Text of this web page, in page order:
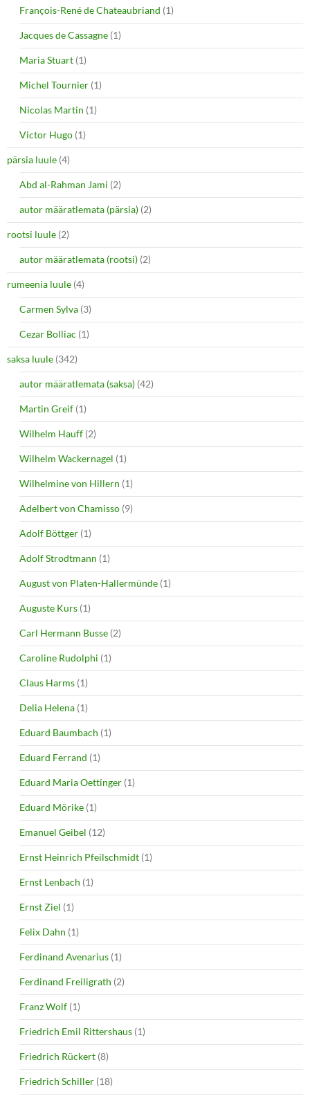
François-René de Chateaubriand (1)
Jacques de Cassagne (1)
Maria Stuart (1)
Michel Tournier (1)
Nicolas Martin (1)
Victor Hugo (1)
pärsia luule (4)
Abd al-Rahman Jami (2)
autor määratlemata (pärsia) (2)
rootsi luule (2)
autor määratlemata (rootsi) (2)
rumeenia luule (4)
Carmen Sylva (3)
Cezar Bolliac (1)
saksa luule (342)
autor määratlemata (saksa) (42)
Martin Greif (1)
Wilhelm Hauff (2)
Wilhelm Wackernagel (1)
Wilhelmine von Hillern (1)
Adelbert von Chamisso (9)
Adolf Böttger (1)
Adolf Strodtmann (1)
August von Platen-Hallermünde (1)
Auguste Kurs (1)
Carl Hermann Busse (2)
Caroline Rudolphi (1)
Claus Harms (1)
Delia Helena (1)
Eduard Baumbach (1)
Eduard Ferrand (1)
Eduard Maria Oettinger (1)
Eduard Mörike (1)
Emanuel Geibel (12)
Ernst Heinrich Pfeilschmidt (1)
Ernst Lenbach (1)
Ernst Ziel (1)
Felix Dahn (1)
Ferdinand Avenarius (1)
Ferdinand Freiligrath (2)
Franz Wolf (1)
Friedrich Emil Rittershaus (1)
Friedrich Rückert (8)
Friedrich Schiller (18)